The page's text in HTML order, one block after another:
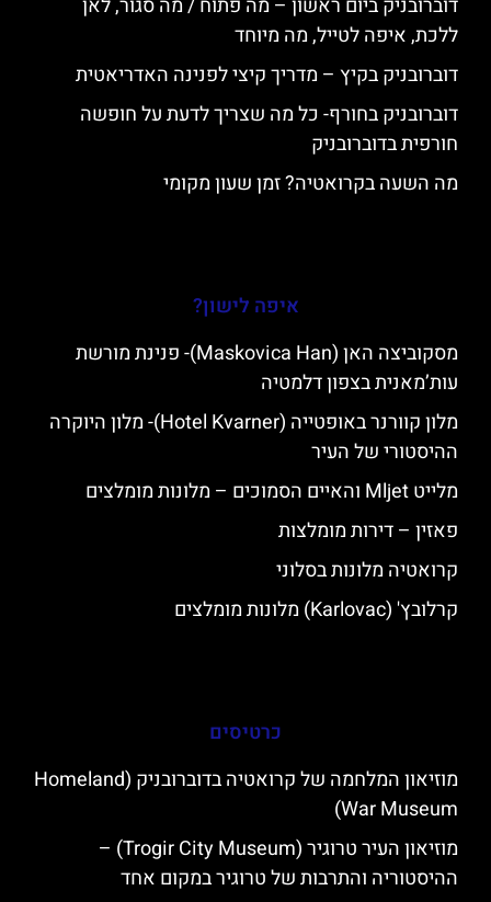
דוברובניק ביום ראשון – מה פתוח / מה סגור, לאן
ללכת, איפה לטייל, מה מיוחד
דוברובניק בקיץ – מדריך קיצי לפנינה האדריאטית
דוברובניק בחורף- כל מה שצריך לדעת על חופשה
חורפית בדוברובניק
מה השעה בקרואטיה? זמן שעון מקומי
איפה לישון?
מסקוביצה האן (Maskovica Han)- פנינת מורשת
עות’מאנית בצפון דלמטיה
מלון קוורנר באופטייה (Hotel Kvarner)- מלון היוקרה
ההיסטורי של העיר
מלייט Mljet והאיים הסמוכים – מלונות מומלצים
פאזין – דירות מומלצות
קרואטיה מלונות בסלוני
קרלובץ' (Karlovac) מלונות מומלצים
כרטיסים
מוזיאון המלחמה של קרואטיה בדוברובניק (Homeland
War Museum)
מוזיאון העיר טרוגיר (Trogir City Museum) –
ההיסטוריה והתרבות של טרוגיר במקום אחד